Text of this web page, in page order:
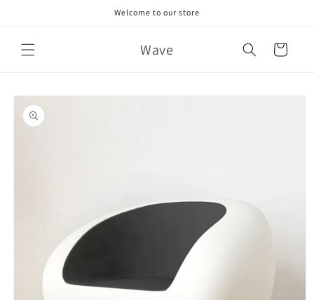
Welcome to our store
Wave Cart
Skip to
product
information